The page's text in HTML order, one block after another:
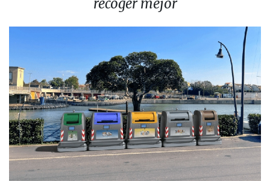
recoger mejor